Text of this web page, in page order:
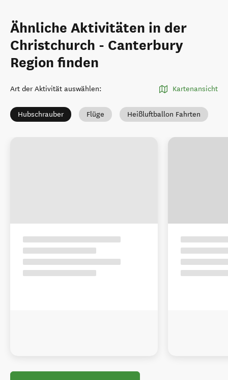
Ähnliche Aktivitäten in der
Christchurch - Canterbury
Region finden
Art der Aktivität auswählen: Kartenansicht
Hubschrauber Flüge Heißluftballon Fahrten